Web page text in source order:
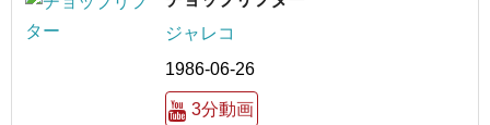
ジャレコ
1986-06-26
3分動画